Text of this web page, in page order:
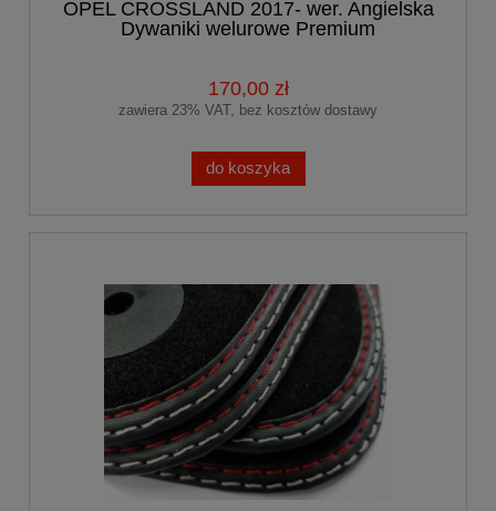
OPEL CROSSLAND 2017- wer. Angielska
Dywaniki welurowe Premium
170,00 zł
zawiera 23% VAT, bez kosztów dostawy
do koszyka